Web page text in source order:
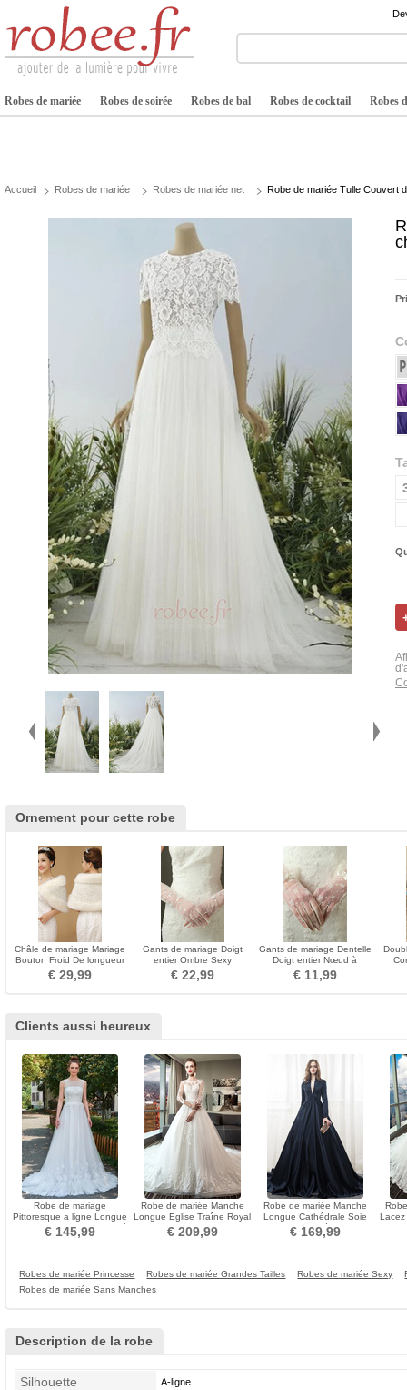
Robes de mariée Robes de soirée Robes de bal Robes de cocktail Robes
Accueil Robes de mariée Robes de mariée net Robe de mariée Tulle Couvert
Ornement pour cette robe
Châle de mariage Mariage
Bouton Froid De longueur
moyenne Ancien
€ 29,99
Gants de mariage Doigt
entier Ombre Sexy
Translucide Tulle Longue
€ 22,99
Gants de mariage Dentelle
Doigt entier Nœud à
Boucles Sexy Montrer
€ 11,99
Clients aussi heureux
Robe de mariage
Pittoresque a ligne Longue
Sans Manches Fermeture à
glissière
€ 145,99
Robe de mariée Manche
Longue Eglise Traîne Royal
aligne Chaussez
€ 209,99
Robe de mariée Manche
Longue Cathédrale Soie
Col en V Foncé Corsage
Avec Bijoux
€ 169,99
Lacez
Robes de mariée Princesse Robes de mariée Grandes Tailles Robes de mariée Sexy
Robes de mariée Sans Manches
Description de la robe
Silhouette A-ligne